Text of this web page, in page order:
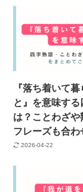
『落ち着いて暮
と』を意味す
は？ことわざ
フレーズも合わ
2026-04-22